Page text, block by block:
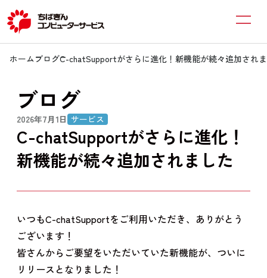
ホームブログC-chatSupportがさらに進化！新機能が続々追加され
ブログ
2026年7月1日 サービス
C-chatSupportがさらに進化！
新機能が続々追加されました
いつもC-chatSupportをご利用いただき、ありがとう
ございます！
皆さんからご要望をいただいていた新機能が、ついに
リリースとなりました！